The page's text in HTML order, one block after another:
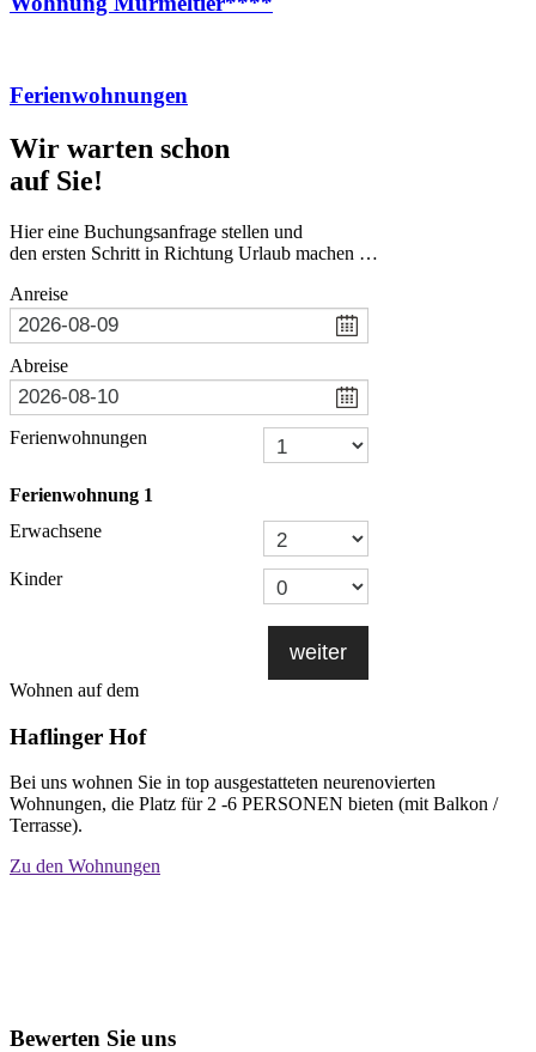
Ferienwohnungen
Wir warten schon
auf Sie!
Hier eine Buchungsanfrage stellen und
den ersten Schritt in Richtung Urlaub machen …
Anreise
Abreise
Ferienwohnungen
Ferienwohnung 1
Erwachsene
Kinder
weiter
Wohnen auf dem
Haflinger Hof
Bei uns wohnen Sie in top ausgestatteten neurenovierten
Wohnungen, die Platz für 2 -6 PERSONEN bieten (mit Balkon /
Terrasse).
Zu den Wohnungen
Bewerten Sie uns